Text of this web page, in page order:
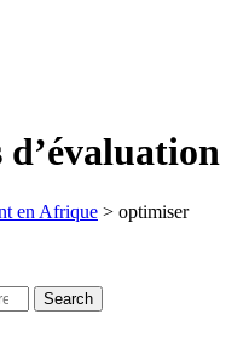
d’évaluation
en Afrique > optimiser
Search